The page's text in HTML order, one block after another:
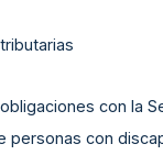
con la
personas con